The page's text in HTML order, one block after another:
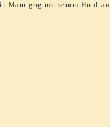
Mann ging mit seinem Hund am